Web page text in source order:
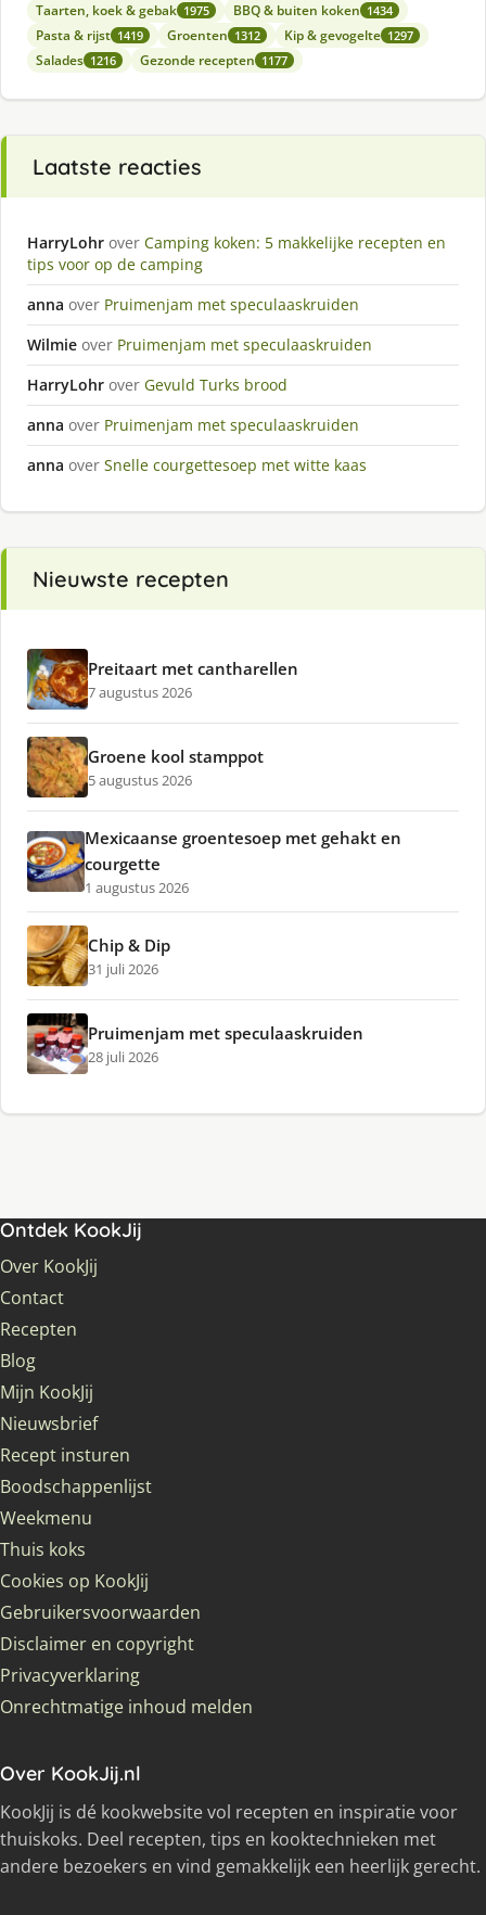
Taarten, koek & gebak 1975 BBQ & buiten koken 1434
Pasta & rijst 1419 Groenten 1312 Kip & gevogelte 1297
Salades 1216 Gezonde recepten 1177
Laatste reacties
HarryLohr over Camping koken: 5 makkelijke recepten en
tips voor op de camping
anna over Pruimenjam met speculaaskruiden
Wilmie over Pruimenjam met speculaaskruiden
HarryLohr over Gevuld Turks brood
anna over Pruimenjam met speculaaskruiden
anna over Snelle courgettesoep met witte kaas
Nieuwste recepten
Preitaart met cantharellen
7 augustus 2026
Groene kool stamppot
5 augustus 2026
Mexicaanse groentesoep met gehakt en
courgette
1 augustus 2026
Chip & Dip
31 juli 2026
Pruimenjam met speculaaskruiden
28 juli 2026
Ontdek KookJij
Over KookJij
Contact
Recepten
Blog
Mijn KookJij
Nieuwsbrief
Recept insturen
Boodschappenlijst
Weekmenu
Thuis koks
Cookies op KookJij
Gebruikersvoorwaarden
Disclaimer en copyright
Privacyverklaring
Onrechtmatige inhoud melden
Over KookJij.nl
KookJij is dé kookwebsite vol recepten en inspiratie voor
thuiskoks. Deel recepten, tips en kooktechnieken met
andere bezoekers en vind gemakkelijk een heerlijk gerecht.